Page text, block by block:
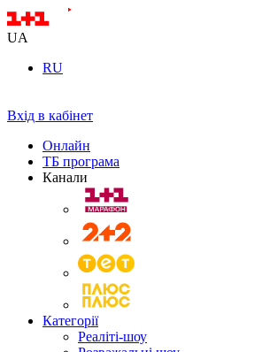
UA
RU
Вхід в кабінет
Онлайн
ТБ програма
Канали
Категорії
Реаліті-шоу